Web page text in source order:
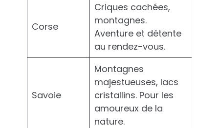
Corse
Criques cachées,
montagnes.
Aventure et détente
au rendez-vous.
Savoie
Montagnes
majestueuses, lacs
cristallins. Pour les
amoureux de la
nature.